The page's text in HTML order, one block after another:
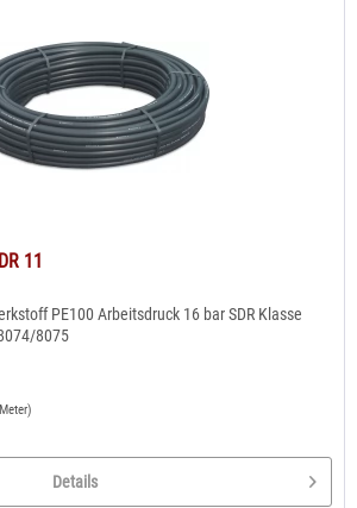
11
PE100 Arbeitsdruck 16 bar SDR Klasse
8075
Details